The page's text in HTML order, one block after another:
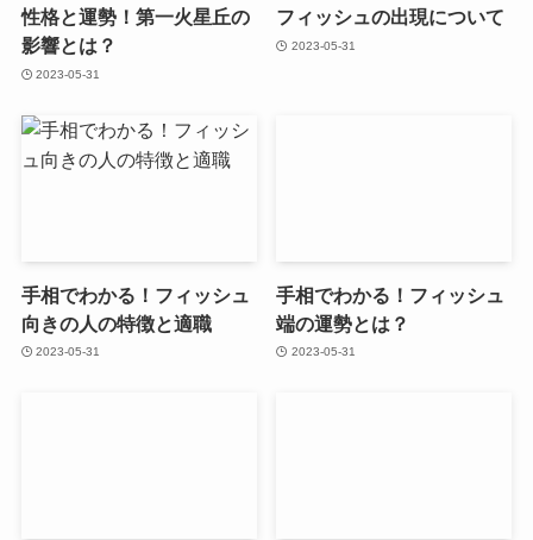
性格と運勢！第一火星丘の
影響とは？
2023-05-31
フィッシュの出現について
2023-05-31
手相でわかる！フィッシュ
向きの人の特徴と適職
2023-05-31
手相でわかる！フィッシュ
端の運勢とは？
2023-05-31